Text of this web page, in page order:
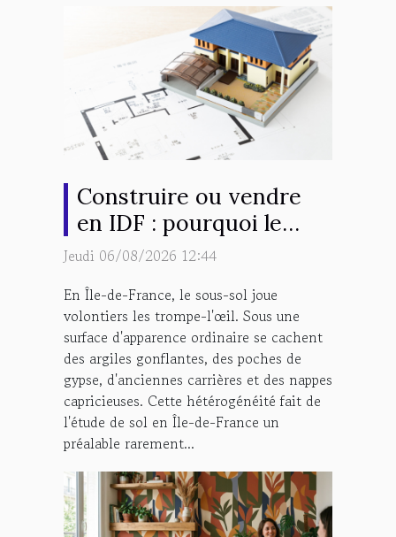
Construire ou vendre
en IDF : pourquoi le
sous-sol impose
entreprise
géotechnique ?
Jeudi 06/08/2026 12:44
En Île-de-France, le sous-sol joue
volontiers les trompe-l'œil. Sous une
surface d'apparence ordinaire se cachent
des argiles gonflantes, des poches de
gypse, d'anciennes carrières et des nappes
capricieuses. Cette hétérogénéité fait de
l'étude de sol en Île-de-France un
préalable rarement...